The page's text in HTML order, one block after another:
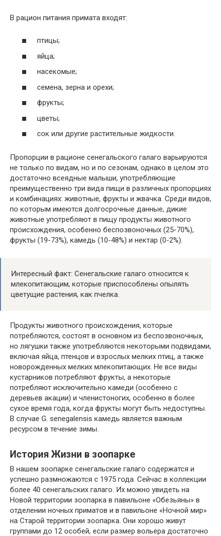
В рацион питания примата входят:
птицы;
яйца;
насекомые;
семена, зерна и орехи;
фрукты;
цветы;
сок или другие растительные жидкости.
Пропорции в рационе сенегальского галаго варьируются
не только по видам, но и по сезонам, однако в целом это
достаточно всеядные малыши, употребляющие
преимущественно три вида пищи в различных пропорциях
и комбинациях: животные, фрукты и жвачка. Среди видов,
по которым имеются долгосрочные данные, дикие
животные употребляют в пищу продукты животного
происхождения, особенно беспозвоночных (25-70%),
фрукты (19-73%), камедь (10-48%) и нектар (0-2%).
Интересный факт: Сенегальские галаго относится к
млекопитающим, которые приспособлены опылять
цветущие растения, как пчелка.
Продукты животного происхождения, которые
потребляются, состоят в основном из беспозвоночных,
но лягушки также употребляются некоторыми подвидами,
включая яйца, птенцов и взрослых мелких птиц, а также
новорожденных мелких млекопитающих. Не все виды
кустарников потребляют фрукты, а некоторые
потребляют исключительно камеди (особенно с
деревьев акации) и членистоногих, особенно в более
сухое время года, когда фрукты могут быть недоступны.
В случае G. senegalensis камедь является важным
ресурсом в течение зимы.
История Жизни в зоопарке
В нашем зоопарке сенегальские галаго содержатся и
успешно размножаются с 1975 года. Сейчас в коллекции
более 40 сенегальских галаго. Их можно увидеть на
Новой территории зоопарка в павильоне «Обезьяны» в
отделении ночных приматов и в павильоне «Ночной мир»
на Старой территории зоопарка. Они хорошо живут
группами до 12 особей, если размер вольера достаточно